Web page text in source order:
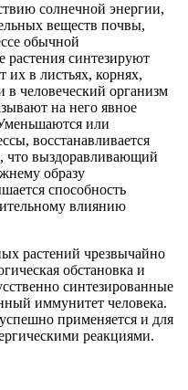
солнечной энергии,
веществ почвы,
обычной
растения синтезируют
их в листьях, корнях,
человеческий организм
на него явное
или
восстанавливается
что выздоравливающий
образу
способность
влиянию
растений чрезвычайно
обстановка и
синтезированные
иммунитет человека.
применяется и для
реакциями.